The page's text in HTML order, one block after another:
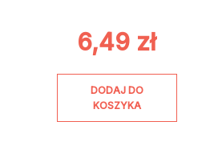
6,49 zł
DODAJ DO
KOSZYKA